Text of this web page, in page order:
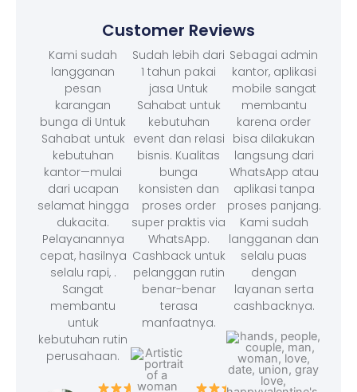
Customer Reviews
Kami sudah
langganan
pesan
karangan
bunga di Untuk
Sahabat untuk
kebutuhan
kantor—mulai
dari ucapan
selamat hingga
dukacita.
Pelayanannya
cepat, hasilnya
selalu rapi, .
Sangat
membantu
untuk
kebutuhan rutin
perusahaan.
Sudah lebih dari
1 tahun pakai
jasa Untuk
Sahabat untuk
kebutuhan
event dan relasi
bisnis. Kualitas
bunga
konsisten dan
proses order
super praktis via
WhatsApp.
Cashback untuk
pelanggan rutin
benar-benar
terasa
manfaatnya.
Sebagai admin
kantor, aplikasi
mobile sangat
membantu
karena order
bisa dilakukan
langsung dari
WhatsApp atau
aplikasi tanpa
proses panjang.
Kami sudah
langganan dan
selalu puas
dengan
layanan serta
cashbacknya.